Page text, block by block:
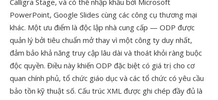
Calligra Stage, và có thể nhập khẩu bởi Microsoft
PowerPoint, Google Slides cùng các công cụ thương mại
khác. Một ưu điểm là độc lập nhà cung cấp — ODP được
quản lý bởi tiêu chuẩn mở thay vì một công ty duy nhất,
đảm bảo khả năng truy cập lâu dài và thoát khỏi ràng buộc
độc quyền. Điều này khiến ODP đặc biệt có giá trị cho cơ
quan chính phủ, tổ chức giáo dục và các tổ chức có yêu cầu
bảo tồn kỹ thuật số. Cấu trúc XML được ghi chép đầy đủ là